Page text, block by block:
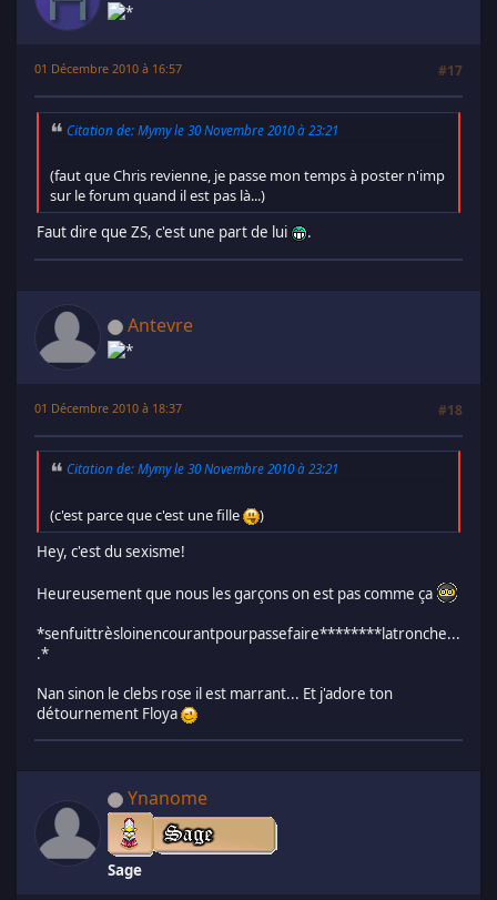
01 Décembre 2010 à 16:57 #17
Citation de: Mymy le 30 Novembre 2010 à 23:21
(faut que Chris revienne, je passe mon temps à poster n'imp
sur le forum quand il est pas là...)
Faut dire que ZS, c'est une part de lui
.
Antevre
01 Décembre 2010 à 18:37 #18
Citation de: Mymy le 30 Novembre 2010 à 23:21
(c'est parce que c'est une fille
)
Hey, c'est du sexisme!
Heureusement que nous les garçons on est pas comme ça
*senfuittrèsloinencourantpourpassefaire********latronche...
.*
Nan sinon le clebs rose il est marrant... Et j'adore ton
détournement Floya
Ynanome
Sage